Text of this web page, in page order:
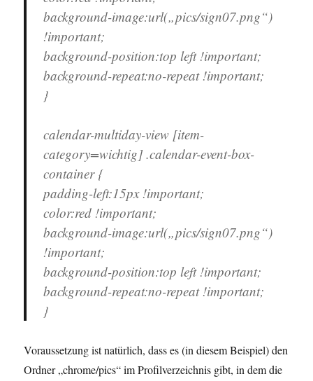
background-image:url(„pics/sign07.png“)
!important;
background-position:top left !important;
background-repeat:no-repeat !important;
}
calendar-multiday-view [item-
category=wichtig] .calendar-event-box-
container {
padding-left:15px !important;
color:red !important;
background-image:url(„pics/sign07.png“)
!important;
background-position:top left !important;
background-repeat:no-repeat !important;
}
Voraussetzung ist natürlich, dass es (in diesem Beispiel) den
Ordner „chrome/pics“ im Profilverzeichnis gibt, in dem die